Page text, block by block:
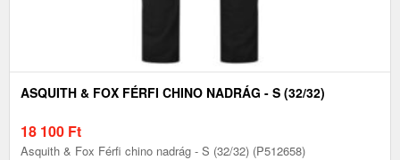
ASQUITH & FOX FÉRFI CHINO NADRÁG - S (32/32)
18 100 Ft
Asquith & Fox Férfi chino nadrág - S (32/32) (P512658)